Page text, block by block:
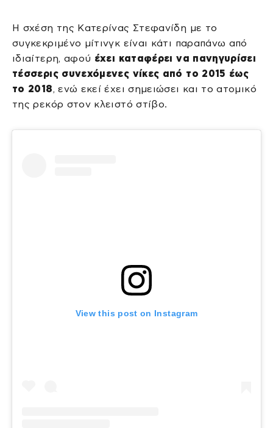
Η σχέση της Κατερίνας Στεφανίδη με το
συγκεκριμένο μίτινγκ είναι κάτι παραπάνω από
ιδιαίτερη, αφού έχει καταφέρει να πανηγυρίσει
τέσσερις συνεχόμενες νίκες από το 2015 έως
το 2018, ενώ εκεί έχει σημειώσει και το ατομικό
της ρεκόρ στον κλειστό στίβο.
View this post on Instagram